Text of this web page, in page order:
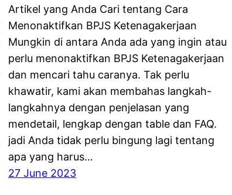
Artikel yang Anda Cari tentang Cara
Menonaktifkan BPJS Ketenagakerjaan
Mungkin di antara Anda ada yang ingin atau
perlu menonaktifkan BPJS Ketenagakerjaan
dan mencari tahu caranya. Tak perlu
khawatir, kami akan membahas langkah-
langkahnya dengan penjelasan yang
mendetail, lengkap dengan table dan FAQ.
jadi Anda tidak perlu bingung lagi tentang
apa yang harus…
27 June 2023